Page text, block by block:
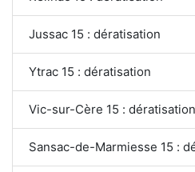
Jussac 15 : dératisation
Ytrac 15 : dératisation
Vic-sur-Cère 15 : dératisation
Sansac-de-Marmiesse 15 :